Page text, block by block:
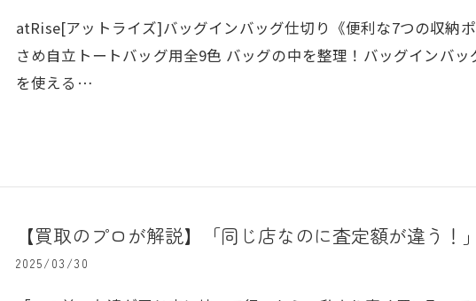
atRise[アットライズ]バッグインバッグ仕切り《便利な7つの収納
さめ自立トートバッグ用全9色 バッグの中を整理！バッグインバ
を使える…
【買取のプロが解説】「同じ店なのに査定額が違う！
2025/03/30